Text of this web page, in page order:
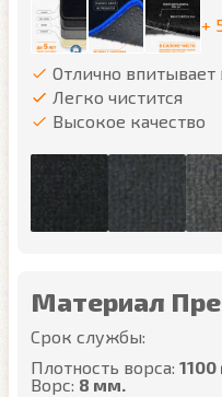
+
Отлично
Легко чистится
Высокое качество
Материал
Срок службы:
Плотность ворса:
Ворс: 8 мм.